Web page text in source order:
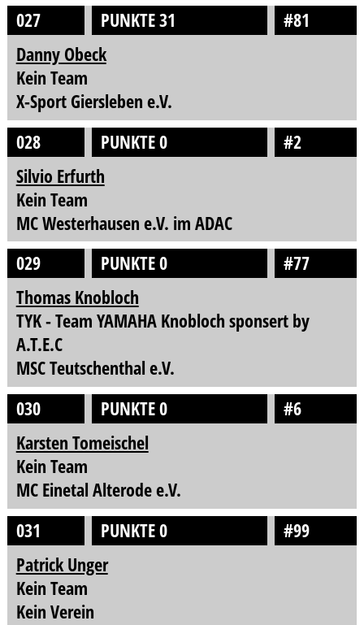
027
PUNKTE 31
#81
Danny Obeck
Kein Team
X-Sport Giersleben e.V.
028
PUNKTE 0
#2
Silvio Erfurth
Kein Team
MC Westerhausen e.V. im ADAC
029
PUNKTE 0
#77
Thomas Knobloch
TYK - Team YAMAHA Knobloch sponsert by
A.T.E.C
MSC Teutschenthal e.V.
030
PUNKTE 0
#6
Karsten Tomeischel
Kein Team
MC Einetal Alterode e.V.
031
PUNKTE 0
#99
Patrick Unger
Kein Team
Kein Verein